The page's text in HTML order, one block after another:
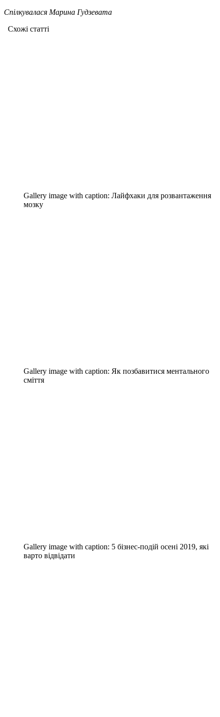
Спілкувалася Марина Гудзевата
Схожі статтi
Gallery image with caption: Лайфхаки для розвантаження
мозку
Gallery image with caption: Як позбавитися ментального
сміття
Gallery image with caption: 5 бізнес-подій осені 2019, які
варто відвідати